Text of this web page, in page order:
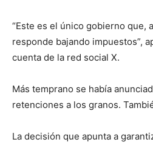
“Este es el único gobierno que,
responde bajando impuestos”,
cuenta de la red social X.
Más temprano se había
retenciones a los granos.
La decisión que apunta a